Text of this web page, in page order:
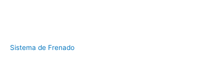
Sistema de Frenado